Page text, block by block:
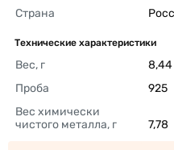
Страна
Технические характеристики
Вес, г
8,44
Проба
925
Вес химически
чистого металла, г
7,78